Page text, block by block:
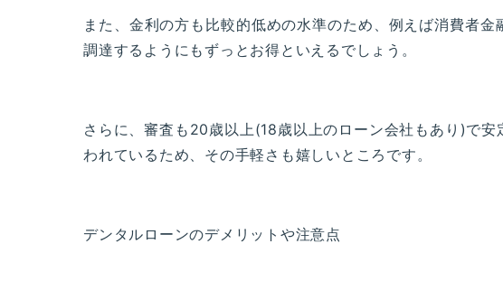
また、金利の方も比較的低めの水準のため、例えば消費者
調達するようにもずっとお得といえるでしょう。
さらに、審査も20歳以上(18歳以上のローン会社もあり)で
われているため、その手軽さも嬉しいところです。
デンタルローンのデメリットや注意点